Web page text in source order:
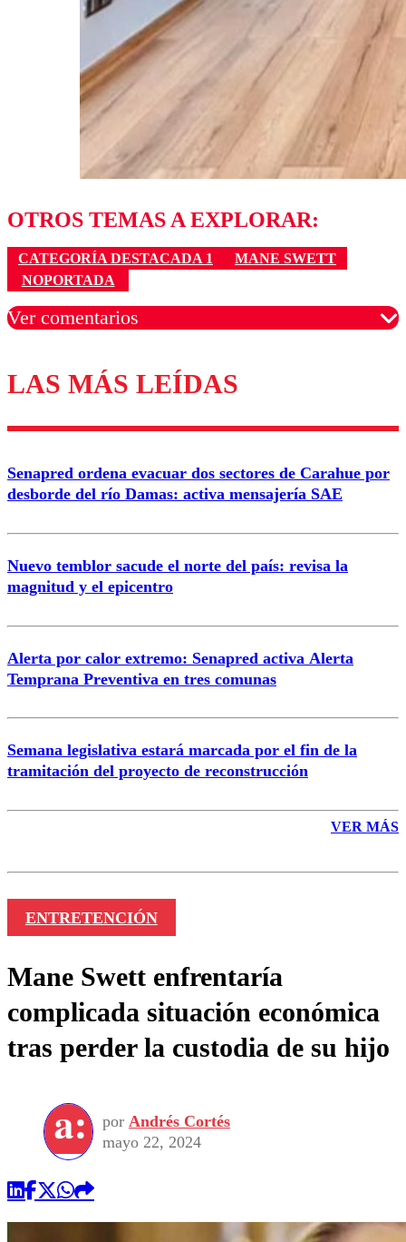
OTROS TEMAS A EXPLORAR:
CATEGORÍA DESTACADA 1
MANE SWETT
NOPORTADA
Ver comentarios
Los comentarios son moderados para garantizar un
diálogo respetuoso.
Correo
LAS MÁS LEÍDAS
Senapred ordena evacuar dos sectores de Carahue por
desborde del río Damas: activa mensajería SAE
Nuevo temblor sacude el norte del país: revisa la
magnitud y el epicentro
Alerta por calor extremo: Senapred activa Alerta
Temprana Preventiva en tres comunas
Semana legislativa estará marcada por el fin de la
tramitación del proyecto de reconstrucción
VER MÁS
ENTRETENCIÓN
Mane Swett enfrentaría
complicada situación económica
tras perder la custodia de su hijo
por Andrés Cortés
mayo 22, 2024